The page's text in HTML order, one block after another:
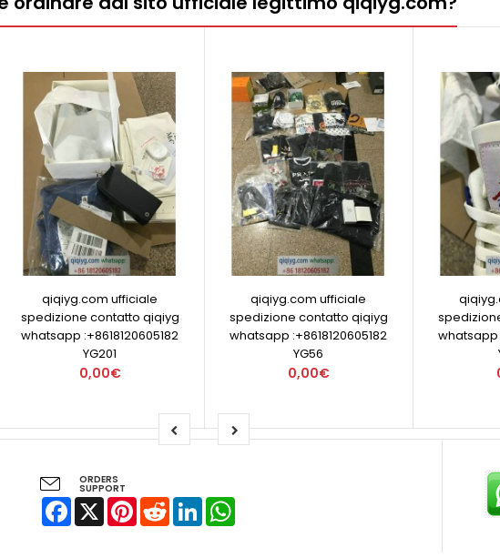
qiqiyg.com ufficiale
spedizione contatto qiqiyg
whatsapp :+8618120605182
YG201
0,00€
qiqiyg.com ufficiale
spedizione contatto qiqiyg
whatsapp :+8618120605182
YG56
0,00€
whatsapp
ORDERS
SUPPORT
Facebook
X PinterestRedditLinkedIn